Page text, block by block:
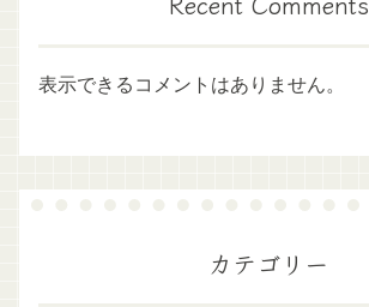
表示できるコメントはありません。
カテゴリー